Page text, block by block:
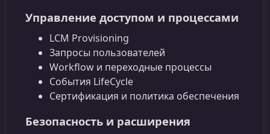
Управление доступом и процессами
LCM Provisioning
Запросы пользователей
Workflow и переходные процессы
События LifeCycle
Сертификация и политика обеспечения
Безопасность и расширения